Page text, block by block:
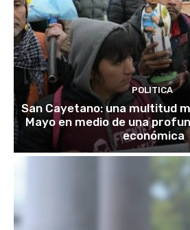
POLITICA
San Cayetano: una multitud
Mayo en medio de una
económica